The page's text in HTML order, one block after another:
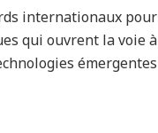
internationaux pour
qui ouvrent la voie à
émergentes.